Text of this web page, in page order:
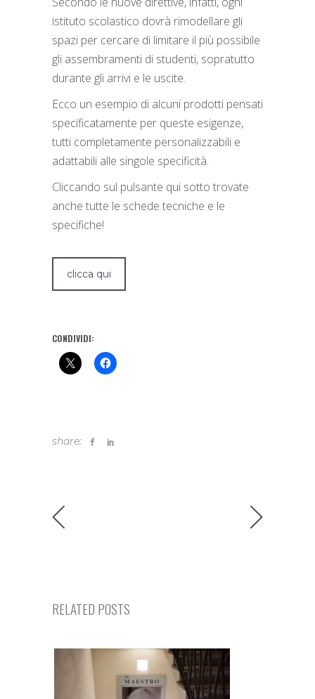
istituto scolastico dovrà rimodellare gli
spazi per cercare di limitare il più possibile
gli assembramenti di studenti, sopratutto
durante gli arrivi e le uscite.
Ecco un esempio di alcuni prodotti pensati
specificatamente per queste esigenze,
tutti completamente personalizzabili e
adattabili alle singole specificità.
Cliccando sul pulsante qui sotto trovate
anche tutte le schede tecniche e le
specifiche!
clicca qui
CONDIVIDI:
share:
RELATED POSTS